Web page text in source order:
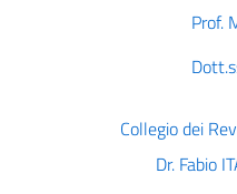
Prof.
Collegio dei
Dr. Fabio